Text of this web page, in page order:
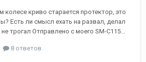
колесе криво старается протектор, это
Есть ли смысл ехать на развал, делал
трогал Отправлено с моего SM-C115...
8 ответов